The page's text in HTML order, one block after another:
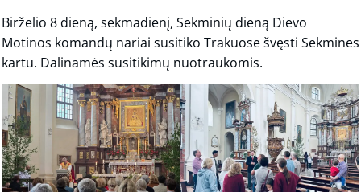
Birželio 8 dieną, sekmadienį, Sekminių dieną Dievo
Motinos komandų nariai susitiko Trakuose švęsti Sekmines
kartu. Dalinamės susitikimų nuotraukomis.